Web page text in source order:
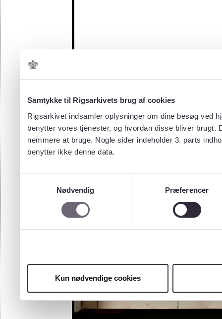
Samtykke til Rigsarkivets brug af cookies
Rigsarkivet indsamler oplysninger om dine besøg ved
benytter vores tjenester, og hvordan disse bliver
nemmere at bruge. Nogle sider indeholder 3. parts
benytter ikke denne data.
Nødvendig
Præferencer
Kun nødvendige cookies